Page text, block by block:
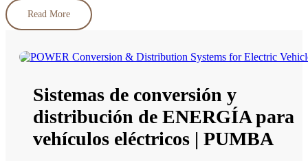
ajuste perfecto para sus necesidades de tecnología EV.
Read More
Sistemas de conversión y
distribución de ENERGÍA para
vehículos eléctricos | PUMBA